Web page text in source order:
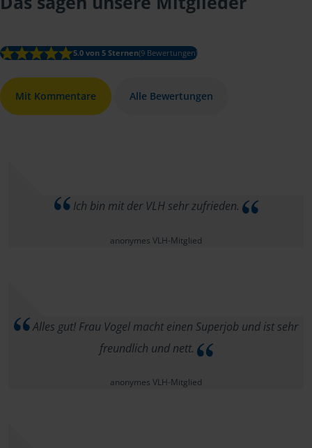
5.0 von 5 Sternen(9 Bewertungen)
Mit Kommentare Alle Bewertungen
Ich bin mit der VLH sehr zufrieden.
anonymes VLH-Mitglied
Alles gut! Frau Vogel macht einen Superjob und ist sehr
freundlich und nett.
anonymes VLH-Mitglied